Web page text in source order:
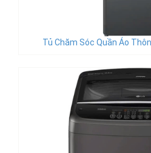
Tủ Chăm Sóc Quần Áo